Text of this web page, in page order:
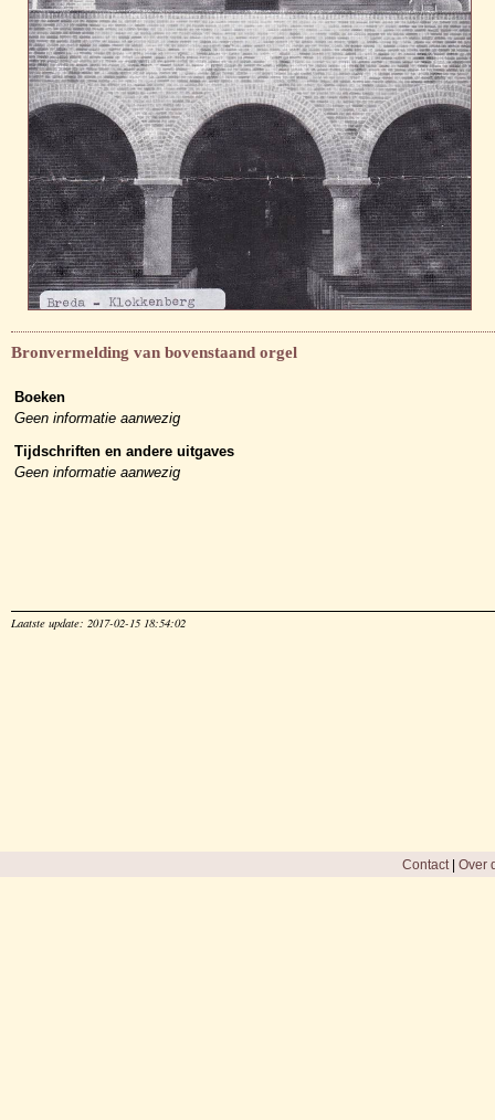
Bronvermelding van bovenstaand orgel
Boeken
Geen informatie aanwezig
Tijdschriften en andere uitgaves
Geen informatie aanwezig
Laatste update: 2017-02-15 18:54:02
Contact| Over